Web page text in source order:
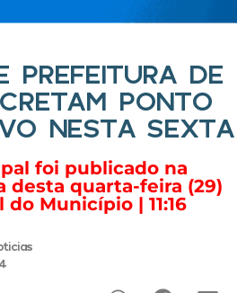
PREFEITURA DE
PONTO
NESTA SEXTA
foi publicado na
desta quarta-feira (29)
Município | 11:16